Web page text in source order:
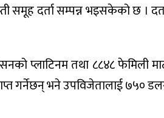
समूह दर्ता सम्पन्न भइसकेको छ ।
प्लाटिनम तथा ८८४८ फेमिली
गर्नेछन् भने उपविजेतालाई ७५०